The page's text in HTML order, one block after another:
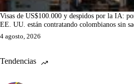
Visas de US$100.000 y despidos por la IA:
EE. UU. están contratando colombianos sin
4 agosto, 2026
Tendencias